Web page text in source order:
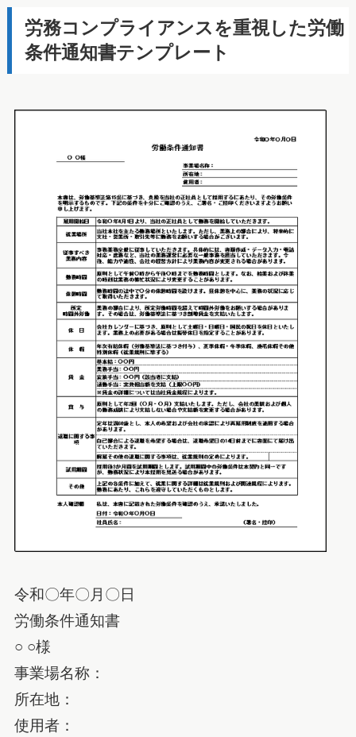
労務コンプライアンスを重視した労働
条件通知書テンプレート
令和〇年〇月〇日
労働条件通知書
○ ○様
事業場名称：
所在地：
使用者：